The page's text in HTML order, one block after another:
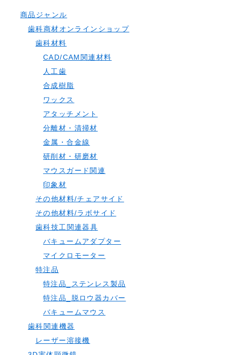
商品ジャンル
歯科商材オンラインショップ
歯科材料
CAD/CAM関連材料
人工歯
合成樹脂
ワックス
アタッチメント
分離材・清掃材
金属・合金線
研削材・研磨材
マウスガード関連
印象材
その他材料/チェアサイド
その他材料/ラボサイド
歯科技工関連器具
バキュームアダプター
マイクロモーター
特注品
特注品_ステンレス製品
特注品_脱ロウ器カバー
バキュームマウス
歯科関連機器
レーザー溶接機